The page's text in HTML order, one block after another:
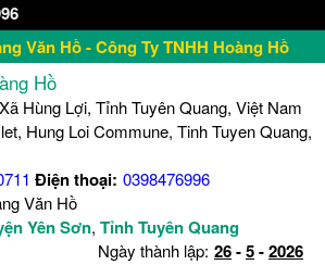
Văn Hồ - Công Ty TNHH Hoàng Hồ
Hồ
Hùng Lợi, Tỉnh Tuyên Quang, Việt Nam
Hung Loi Commune, Tinh Tuyen Quang,
Điện thoại: 0398476996
Văn Hồ
Yên Sơn, Tỉnh Tuyên Quang
Ngày thành lập: 26-5-2026